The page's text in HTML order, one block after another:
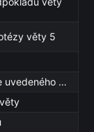
věty 5
uvedeného …